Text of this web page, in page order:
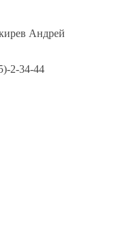
Андрей
2-34-44